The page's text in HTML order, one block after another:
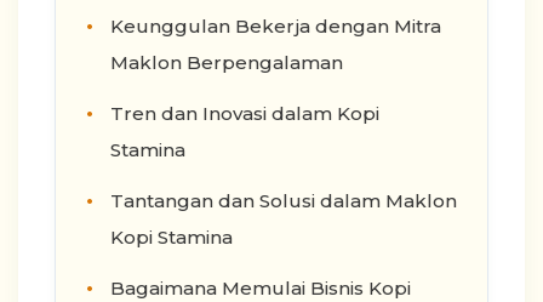
Keunggulan Bekerja dengan Mitra
Maklon Berpengalaman
Tren dan Inovasi dalam Kopi
Stamina
Tantangan dan Solusi dalam Maklon
Kopi Stamina
Bagaimana Memulai Bisnis Kopi